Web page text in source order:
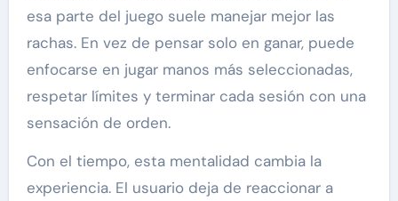
esa parte del juego suele manejar mejor las
rachas. En vez de pensar solo en ganar, puede
enfocarse en jugar manos más seleccionadas,
respetar límites y terminar cada sesión con una
sensación de orden.
Con el tiempo, esta mentalidad cambia la
experiencia. El usuario deja de reaccionar a